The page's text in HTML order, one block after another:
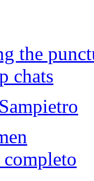
the
chats